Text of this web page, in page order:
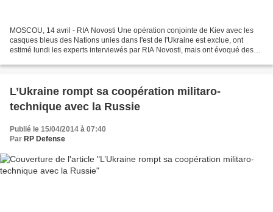
MOSCOU, 14 avril - RIA Novosti Une opération conjointe de Kiev avec les
casques bleus des Nations unies dans l'est de l'Ukraine est exclue, ont
estimé lundi les experts interviewés par RIA Novosti, mais ont évoqué des
L’Ukraine rompt sa coopération militaro-
technique avec la Russie
Publié le 15/04/2014 à 07:40
Par RP Defense